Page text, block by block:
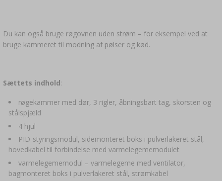
Du kan også bruge røgovnen uden strøm – for eksempel ved at
bruge kammeret til modning af pølser og kød.
Sættets indhold:
røgekammer med dør, 3 rigler, åbningsbart tag, skorsten og
stålspjæld
4 hjul
PID-styringsmodul, sidemonteret boks i pulverlakeret stål,
hovedkabel til forbindelse med varmelegememodulet
varmelegememodul – varmelegeme med ventilator,
bagmonteret boks i pulverlakeret stål, strømkabel